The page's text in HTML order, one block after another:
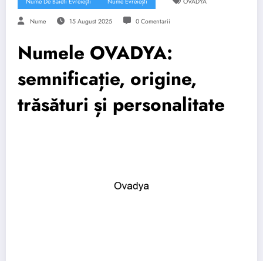
Nume 15 August 2025 0 Comentarii
Numele OVADYA:
semnificație, origine,
trăsături și personalitate